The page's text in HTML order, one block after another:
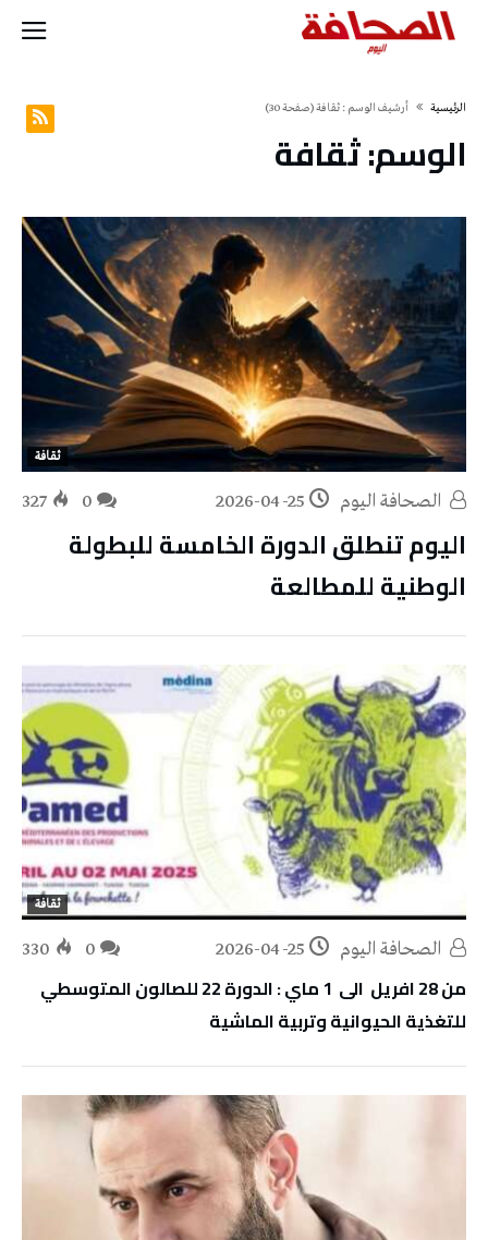
‫الرئيسية‬ ‫أرشيف الوسم :‬ ثقافة (‫صفحة‬ 30)
الوسم:ثقافة
ثقافة
2026-04-25
327
اليوم تنطلق الدورة الخامسة للبطولة
الوطنية للمطالعة
ثقافة
2026-04-25
330
من 28 افريل الى 1 ماي : الدورة 22 للصالون المتوسطي
للتغذية الحيوانية وتربية الماشية